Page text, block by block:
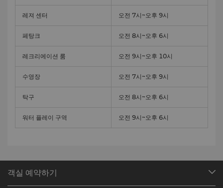
레져 센터 오전 7시~오후 9시
페탕크 오전 8시~오후 6시
레크리에이션 룸 오전 9시~오후 10시
수영장 오전 7시~오후 9시
탁구 오전 8시~오후 6시
워터 플레이 구역 오전 9시~오후 6시
객실 예약하기